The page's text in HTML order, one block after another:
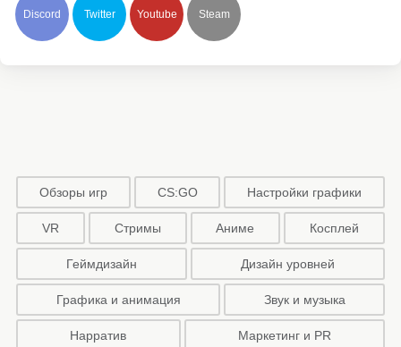
Discord Twitter Youtube Steam
Обзоры игр CS:GO Настройки графики
VR Стримы Аниме Косплей
Геймдизайн Дизайн уровней
Графика и анимация Звук и музыка
Нарратив Маркетинг и PR